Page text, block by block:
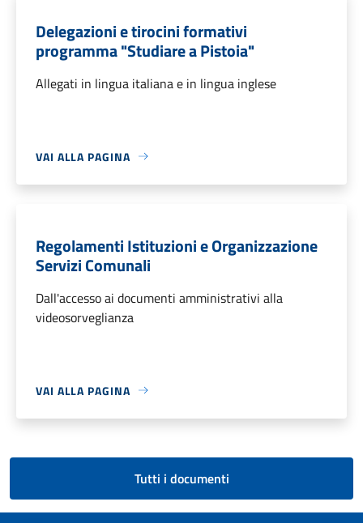
Delegazioni e tirocini formativi
programma "Studiare a Pistoia"
Allegati in lingua italiana e in lingua inglese
VAI ALLA PAGINA
Regolamenti Istituzioni e Organizzazione
Servizi Comunali
Dall'accesso ai documenti amministrativi alla
videosorveglianza
VAI ALLA PAGINA
Tutti i documenti